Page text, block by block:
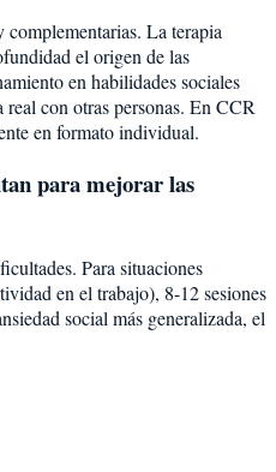
La terapia
el origen de las
en habilidades sociales
con otras personas. En CCR
en formato individual.
para mejorar las
Para situaciones
en el trabajo), 8-12 sesiones
social más generalizada, el